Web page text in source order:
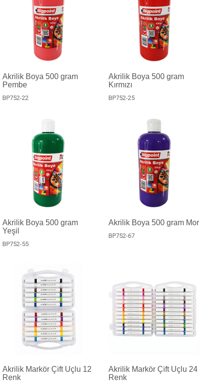
Akrilik Boya 500 gram
Pembe
BP752-22
Akrilik Boya 500 gram
Kırmızı
BP752-25
Akrilik Boya 500 gram
Yeşil
BP752-55
Akrilik Boya 500 gram Mor
BP752-67
Akrilik Markör Çift Uçlu 12
Renk
Akrilik Markör Çift Uçlu 24
Renk